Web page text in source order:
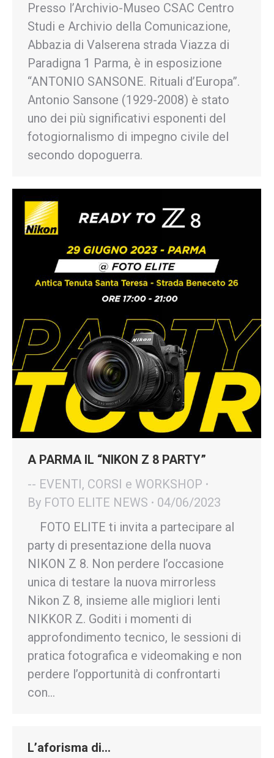
Presso l’Archivio-Museo CSAC Centro
Studi e Archivio della Comunicazione,
Abbazia di Valserena strada Viazza di
Paradigna 1 Parma, è in esposizione
“ANTONIO SANSONE. Rituali d’Europa”.
Antonio Sansone (1929-2008) è stato
uno dei più significativi esponenti del
fotogiornalismo di impegno civile del
secondo dopoguerra.
A PARMA IL “NIKON Z 8 PARTY”
-- EVENTI, CORSI e WORKSHOP
By FOTO ELITE NEWS
04/06/2023
FOTO ELITE ti invita a partecipare al
party di presentazione della nuova
NIKON Z 8. Non perdere l’occasione
unica di testare la nuova mirrorless
Nikon Z 8, insieme alle migliori lenti
NIKKOR Z. Goditi i momenti di
approfondimento tecnico, le sessioni di
pratica fotografica e videomaking e non
perdere l’opportunità di confrontarti
con…
L’aforisma di…